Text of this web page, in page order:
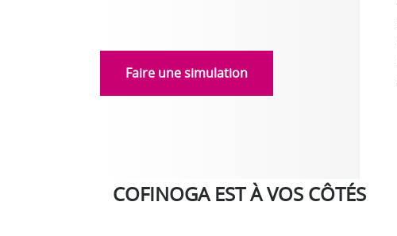
Faire une simulation
COFINOGA EST À VOS CÔTÉS